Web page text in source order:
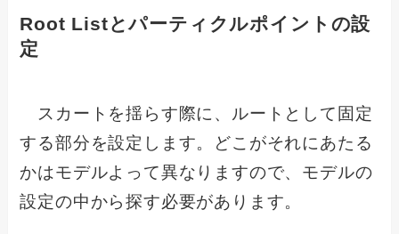
Root Listとパーティクルポイントの設
定
スカートを揺らす際に、ルートとして固定
する部分を設定します。どこがそれにあたる
かはモデルよって異なりますので、モデルの
設定の中から探す必要があります。